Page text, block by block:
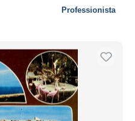
Professionista